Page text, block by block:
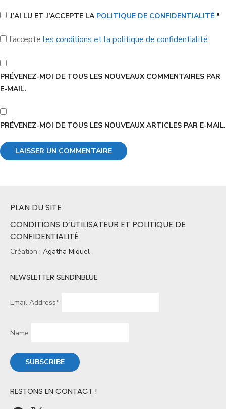
J’AI LU ET J’ACCEPTE LA POLITIQUE DE CONFIDENTIALITÉ *
J’accepte les conditions et la politique de confidentialité
PRÉVENEZ-MOI DE TOUS LES NOUVEAUX COMMENTAIRES PAR
E-MAIL.
PRÉVENEZ-MOI DE TOUS LES NOUVEAUX ARTICLES PAR E-MAIL.
PLAN DU SITE
CONDITIONS D’UTILISATEUR ET POLITIQUE DE
CONFIDENTIALITÉ
Création : Agatha Miquel
NEWSLETTER SENDINBLUE
Email Address*
Name
RESTONS EN CONTACT !